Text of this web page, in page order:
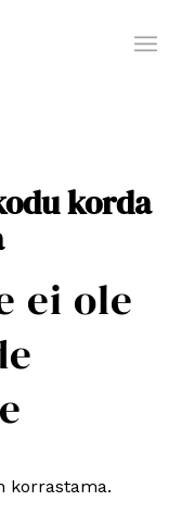
korda
ei ole
korrastama.